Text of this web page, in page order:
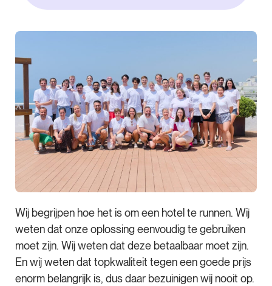
Wij begrijpen hoe het is om een hotel te runnen. Wij
weten dat onze oplossing eenvoudig te gebruiken
moet zijn. Wij weten dat deze betaalbaar moet zijn.
En wij weten dat topkwaliteit tegen een goede prijs
enorm belangrijk is, dus daar bezuinigen wij nooit op.